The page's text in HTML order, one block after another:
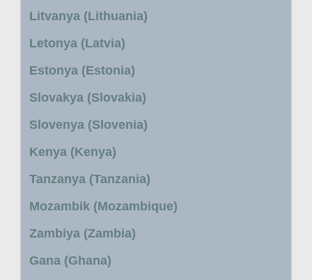
Litvanya (Lithuania)
Letonya (Latvia)
Estonya (Estonia)
Slovakya (Slovakia)
Slovenya (Slovenia)
Kenya (Kenya)
Tanzanya (Tanzania)
Mozambik (Mozambique)
Zambiya (Zambia)
Gana (Ghana)